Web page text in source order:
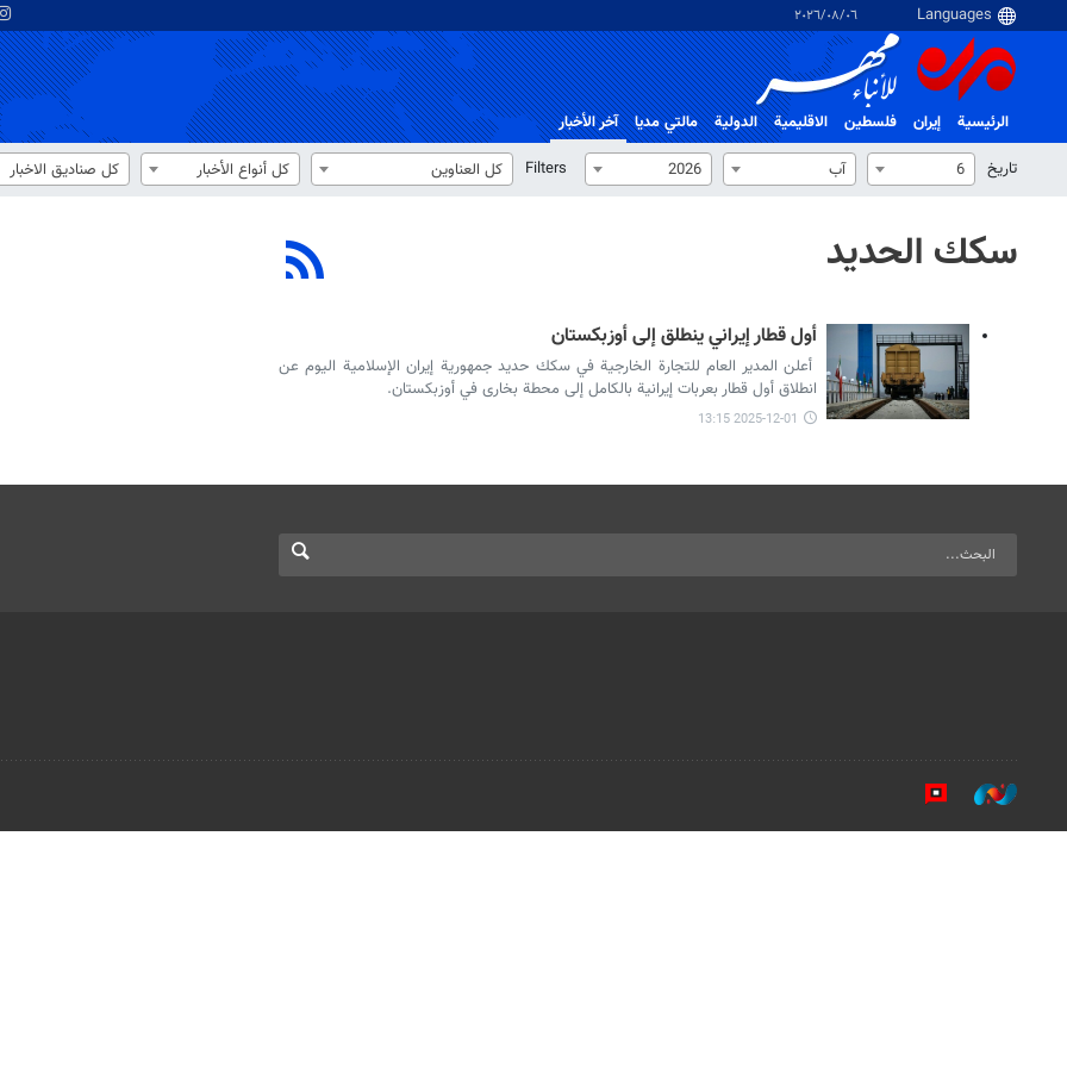
٠٦‏/٠٨‏/٢٠٢٦
الرئيسية إيران فلسطین الاقلیمیة الدولية مالتي مدیا
آخر الأخبار
تاریخ
6 آب 2026
Filters كل العناوين كل أنواع الأخبار كل صناديق الاخبار
سكك الحديد
أول قطار إيراني ينطلق إلى أوزبكستان
أعلن المدير العام للتجارة الخارجية في سكك حديد جمهورية إيران الإسلامية اليوم عن
انطلاق أول قطار بعربات إيرانية بالكامل إلى محطة بخارى في أوزبكستان.
2025-12-01 13:15